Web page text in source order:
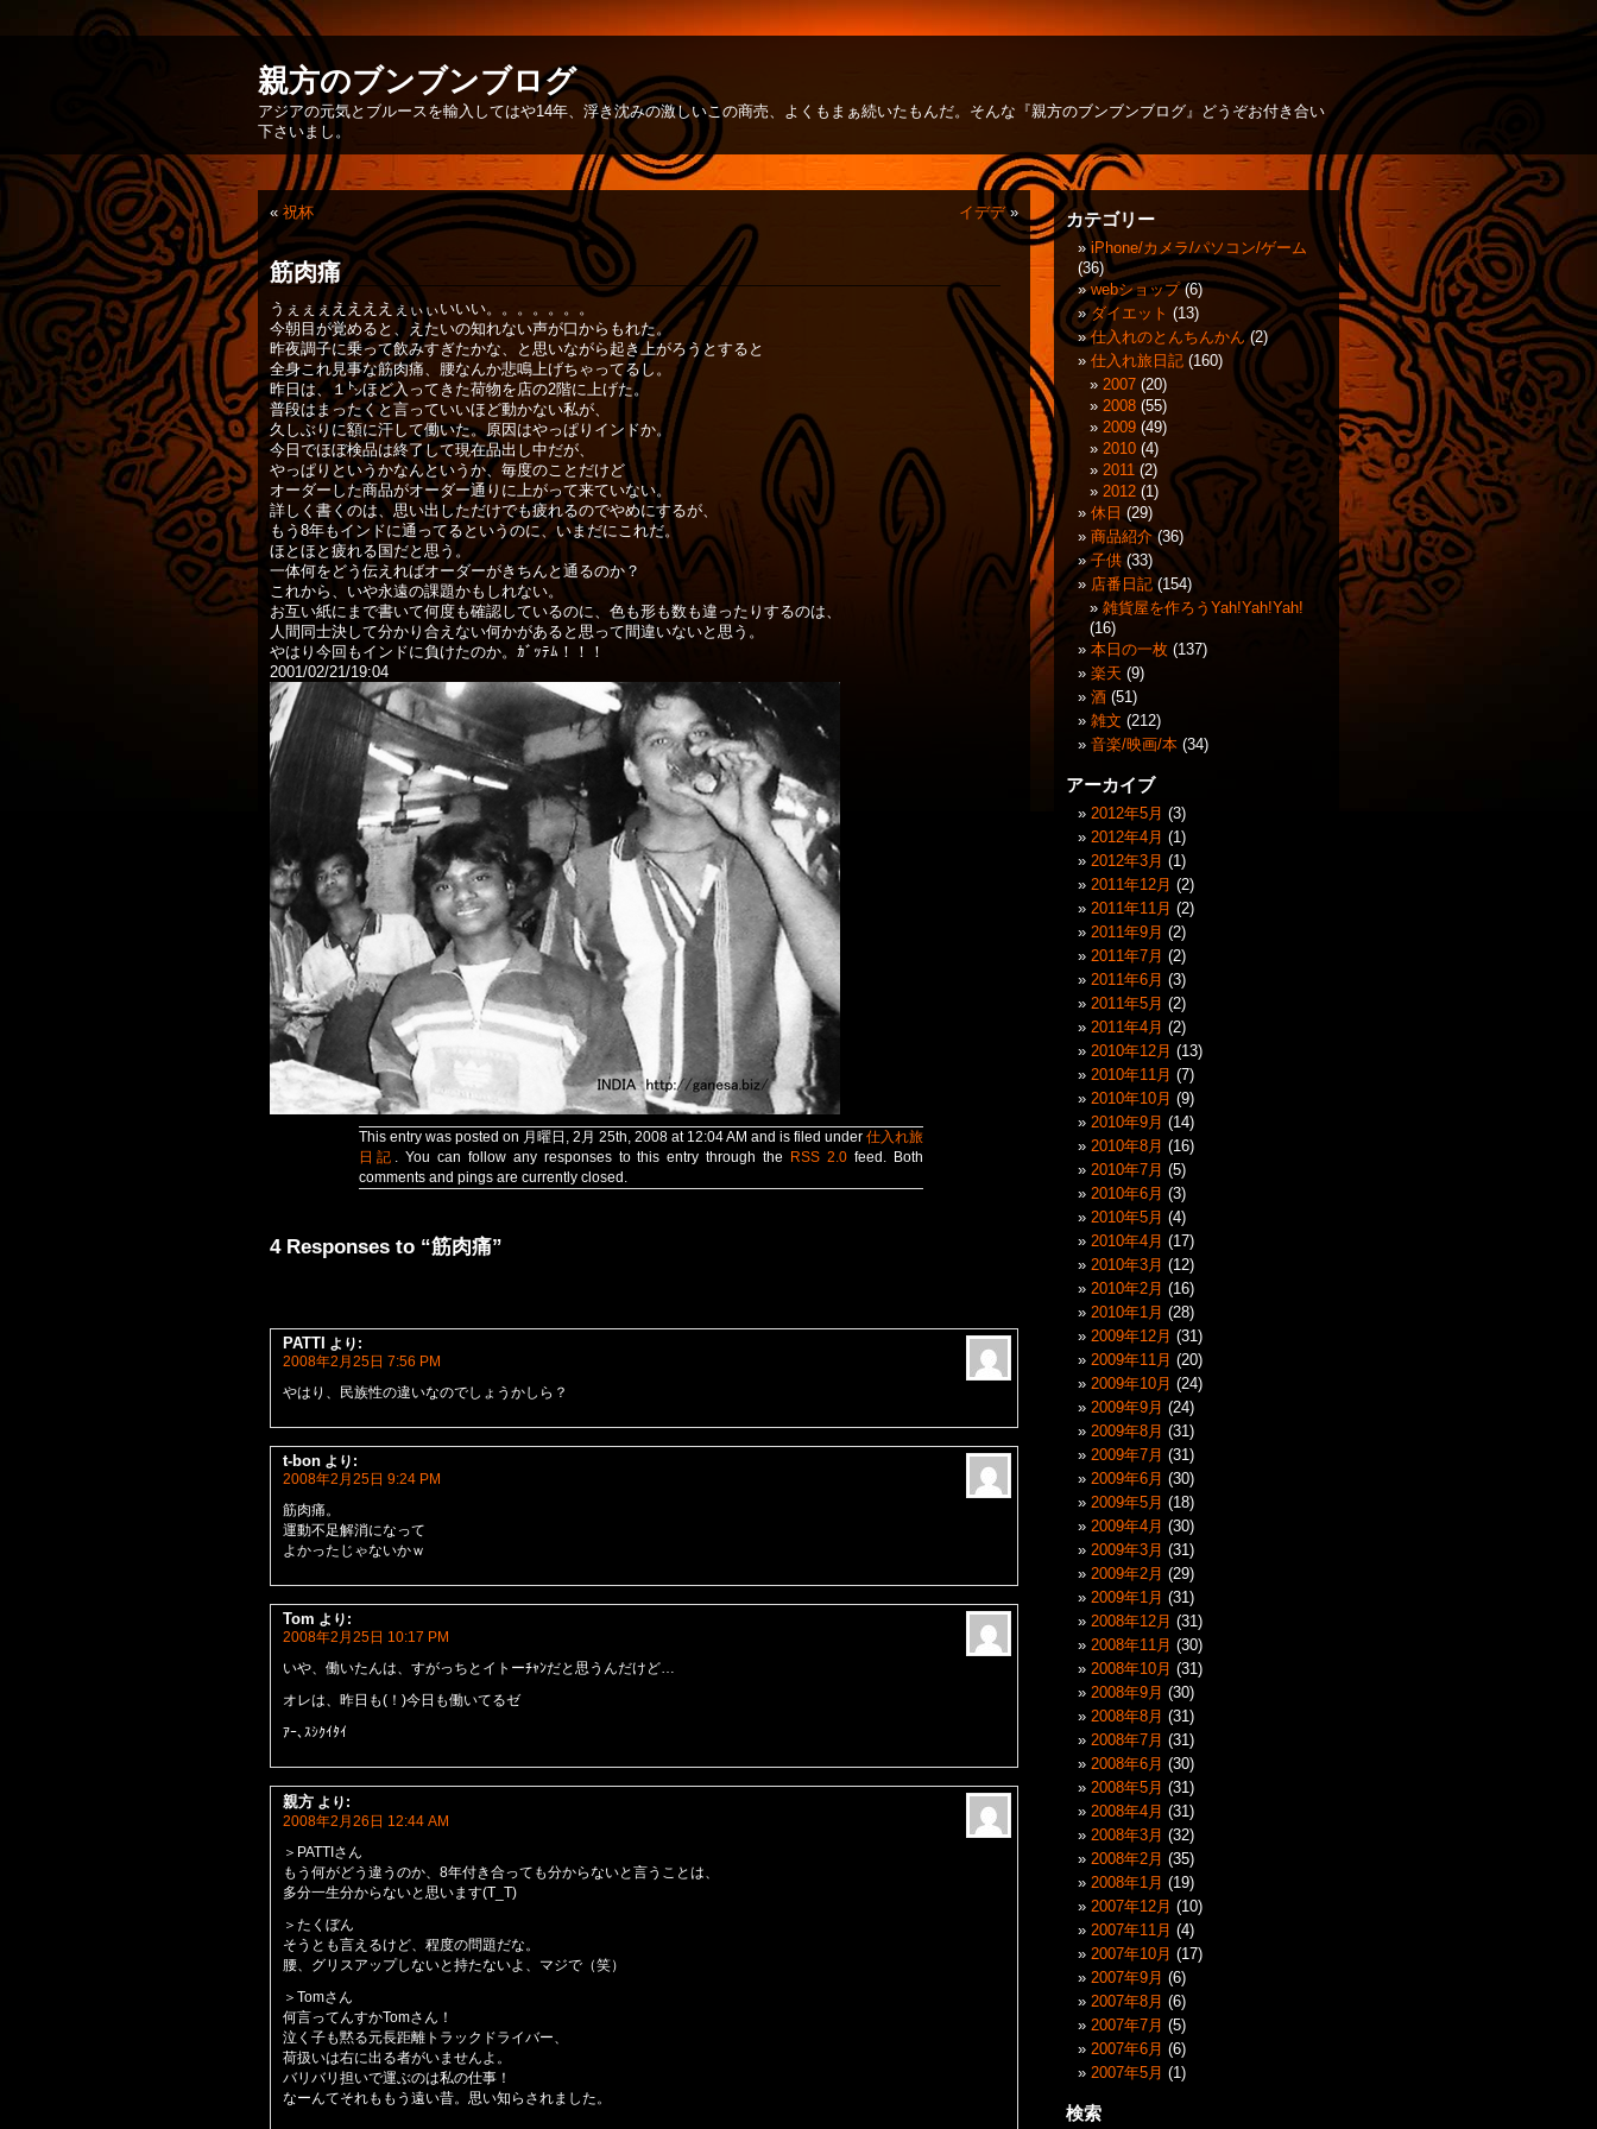
親方のブンブンブログ
アジアの元気とブルースを輸入してはや14年、浮き沈みの激しいこの商売、よくもまぁ続いたもんだ。そんな『親方のブンブンブログ』どうぞお付き合い
下さいまし。
«祝杯 イデデ»
筋肉痛
うぇぇぇええええぇぃぃいいい。。。。。。。
今朝目が覚めると、えたいの知れない声が口からもれた。
昨夜調子に乗って飲みすぎたかな、と思いながら起き上がろうとすると
全身これ見事な筋肉痛、腰なんか悲鳴上げちゃってるし。
昨日は、１㌧ほど入ってきた荷物を店の2階に上げた。
普段はまったくと言っていいほど動かない私が、
久しぶりに額に汗して働いた。原因はやっぱりインドか。
今日でほぼ検品は終了して現在品出し中だが、
やっぱりというかなんというか、毎度のことだけど
オーダーした商品がオーダー通りに上がって来ていない。
詳しく書くのは、思い出しただけでも疲れるのでやめにするが、
もう8年もインドに通ってるというのに、いまだにこれだ。
ほとほと疲れる国だと思う。
一体何をどう伝えればオーダーがきちんと通るのか？
これから、いや永遠の課題かもしれない。
お互い紙にまで書いて何度も確認しているのに、色も形も数も違ったりするのは、
人間同士決して分かり合えない何かがあると思って間違いないと思う。
やはり今回もインドに負けたのか。ｶﾞｯﾃﾑ！！！
2001/02/21/19:04
This entry was posted on 月曜日, 2月 25th, 2008 at 12:04 AM and is filed under 仕入れ旅
日記
. You can follow any responses to this entry through the RSS 2.0 feed. Both
comments and pings are currently closed.
4 Responses to “筋肉痛”
PATTI
より:
2008年2月25日 7:56 PM
やはり、民族性の違いなのでしょうかしら？
t-bon より:
2008年2月25日 9:24 PM
筋肉痛。
運動不足解消になって
よかったじゃないかｗ
Tom より:
2008年2月25日 10:17 PM
いや、働いたんは、すがっちとイトーﾁｬﾝだと思うんだけど…
オレは、昨日も(！)今日も働いてるゼ
ｱｰ､ｽｼｸｲﾀｲ
親方 より:
2008年2月26日 12:44 AM
＞PATTIさん
もう何がどう違うのか、8年付き合っても分からないと言うことは、
多分一生分からないと思います(T_T)
＞たくぼん
そうとも言えるけど、程度の問題だな。
腰、グリスアップしないと持たないよ、マジで（笑）
＞Tomさん
何言ってんすかTomさん！
泣く子も黙る元長距離トラックドライバー、
荷扱いは右に出る者がいませんよ。
バリバリ担いで運ぶのは私の仕事！
なーんてそれももう遠い昔。思い知らされました。
カテゴリー
iPhone/カメラ/パソコン/ゲーム
(36)
webショップ(6)
ダイエット (13)
仕入れのとんちんかん(2)
仕入れ旅日記 (160)
2007 (20)
2008 (55)
2009 (49)
2010 (4)
2011 (2)
2012 (1)
休日 (29)
商品紹介(36)
子供 (33)
店番日記(154)
雑貨屋を作ろうYah!Yah!Yah!
(16)
本日の一枚 (137)
楽天 (9)
酒 (51)
雑文 (212)
音楽/映画/本 (34)
アーカイブ
2012年5月 (3)
2012年4月 (1)
2012年3月 (1)
2011年12月 (2)
2011年11月 (2)
2011年9月 (2)
2011年7月 (2)
2011年6月 (3)
2011年5月 (2)
2011年4月 (2)
2010年12月 (13)
2010年11月 (7)
2010年10月 (9)
2010年9月 (14)
2010年8月 (16)
2010年7月 (5)
2010年6月 (3)
2010年5月 (4)
2010年4月 (17)
2010年3月 (12)
2010年2月 (16)
2010年1月 (28)
2009年12月 (31)
2009年11月 (20)
2009年10月 (24)
2009年9月 (24)
2009年8月 (31)
2009年7月 (31)
2009年6月 (30)
2009年5月 (18)
2009年4月 (30)
2009年3月 (31)
2009年2月 (29)
2009年1月 (31)
2008年12月 (31)
2008年11月 (30)
2008年10月 (31)
2008年9月 (30)
2008年8月 (31)
2008年7月 (31)
2008年6月 (30)
2008年5月 (31)
2008年4月 (31)
2008年3月 (32)
2008年2月 (35)
2008年1月 (19)
2007年12月 (10)
2007年11月 (4)
2007年10月 (17)
2007年9月 (6)
2007年8月 (6)
2007年7月 (5)
2007年6月 (6)
2007年5月 (1)
検索